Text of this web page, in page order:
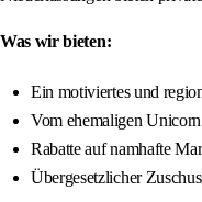
Was wir bieten:
Ein motiviertes und
Vom ehemaligen
Rabatte auf namhafte
Übergesetzlicher